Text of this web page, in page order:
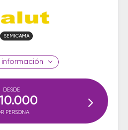
SEMICAMA
información
DESDE
PERSONA